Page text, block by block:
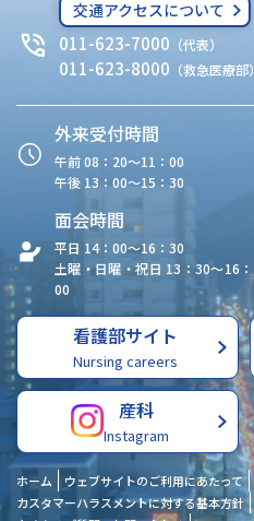
交通アクセスについて
011-623-7000 （代表）
011-623-8000 （救急医療部）
外来受付時間
午前 08：20〜11：00
午後 13：00〜15：30
面会時間
平日 14：00〜16：30
土曜・日曜・祝日 13：30〜16：
00
看護部サイト
Nursing careers
産科
Instagram
ホーム
ウェブサイトのご利用にあたって
カスタマーハラスメントに対する基本方針